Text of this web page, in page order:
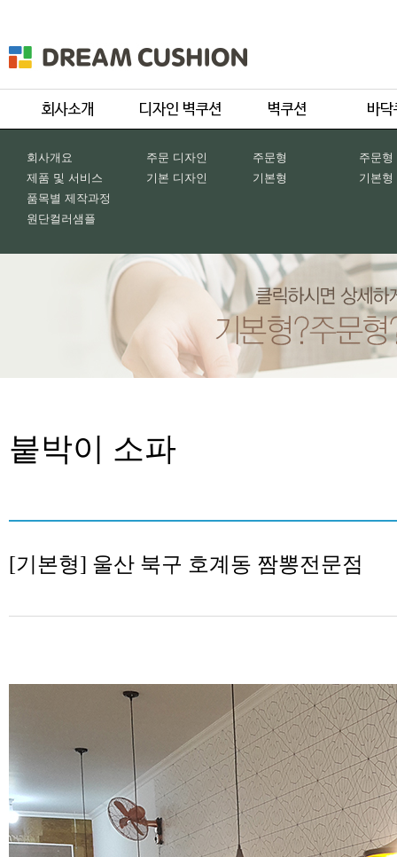
회사개요
제품 및 서비스
품목별 제작과정
원단컬러샘플
주문 디자인
기본 디자인
주문형
기본형
주문형
기본형
붙박이 소파
[기본형] 울산 북구 호계동 짬뽕전문점